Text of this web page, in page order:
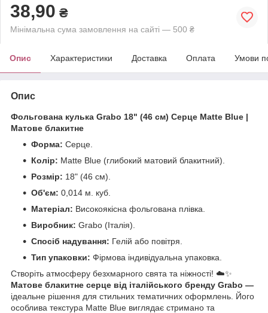
38,90 ₴
Мінімальна сума замовлення на сайті — 500 ₴
Опис Характеристики Доставка Оплата Умови
Опис
Фольгована кулька Grabo 18" (46 см) Серце Matte Blue |
Матове блакитне
Форма: Серце.
Колір: Matte Blue (глибокий матовий блакитний).
Розмір: 18" (46 см).
Об'єм: 0,014 м. куб.
Матеріал: Високоякісна фольгована плівка.
Виробник: Grabo (Італія).
Спосіб надування: Гелій або повітря.
Тип упаковки: Фірмова індивідуальна упаковка.
Створіть атмосферу безхмарного свята та ніжності! ☁️✨
Матове блакитне серце від італійського бренду Grabo —
ідеальне рішення для стильних тематичних оформлень. Його
особлива текстура Matte Blue виглядає стримано та